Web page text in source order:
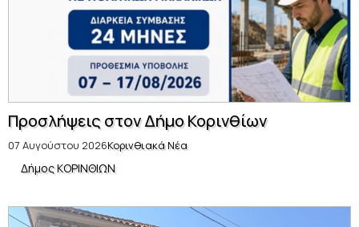
Προσλήψεις στον Δήμο Κορινθίων
07 Αυγούστου 2026Κορινθιακά Νέα
Δήμος ΚΟΡΙΝΘΙΩΝ